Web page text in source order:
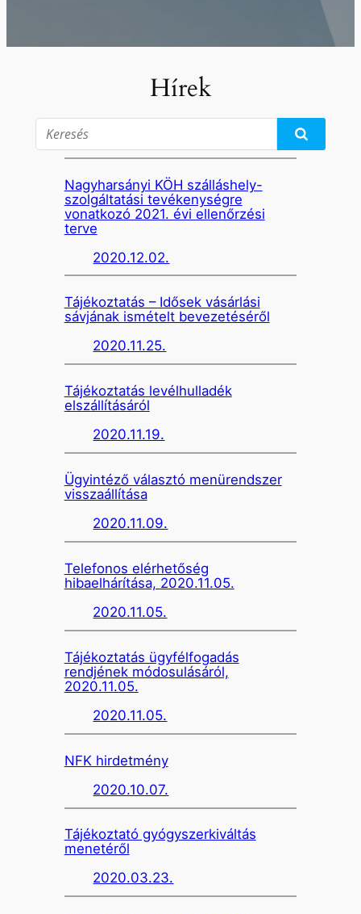
Hírek
Nagyharsányi KÖH szálláshely-
szolgáltatási tevékenységre
vonatkozó 2021. évi ellenőrzési
terve
2020.12.02.
Tájékoztatás – Idősek vásárlási
sávjának ismételt bevezetéséről
2020.11.25.
Tájékoztatás levélhulladék
elszállításáról
2020.11.19.
Ügyintéző választó menürendszer
visszaállítása
2020.11.09.
Telefonos elérhetőség
hibaelhárítása, 2020.11.05.
2020.11.05.
Tájékoztatás ügyfélfogadás
rendjének módosulásáról,
2020.11.05.
2020.11.05.
NFK hirdetmény
2020.10.07.
Tájékoztató gyógyszerkiváltás
menetéről
2020.03.23.